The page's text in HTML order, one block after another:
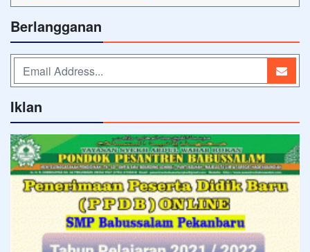
Berlangganan
Iklan